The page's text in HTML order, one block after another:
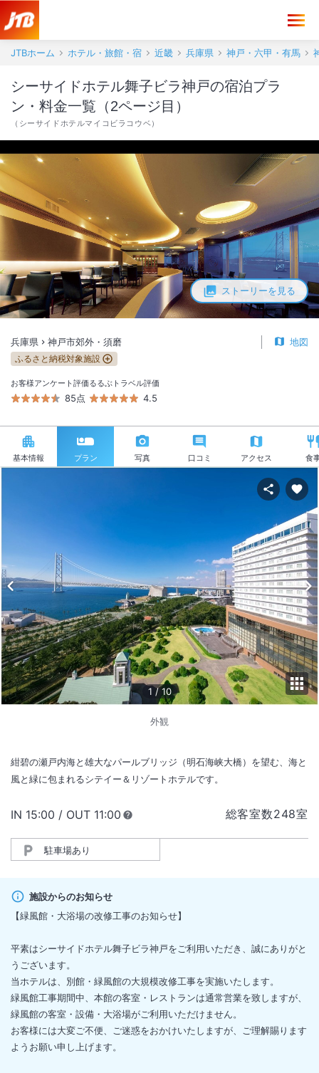
JTBホーム ホテル・旅館・宿 近畿 兵庫県 神戸・六甲・有馬
ストーリーを見る
シーサイドホテル舞子ビラ神戸の宿泊プラ
ン・料金一覧（2ページ目）
（ シーサイドホテルマイコビラコウベ）
兵庫県 神戸市郊外・須磨 地図
ふるさと納税対象施設
お客様アンケート評価
85点
るるぶトラベル評価
4.5
基本情報 プラン 写真 口コミ アクセス 食
1 /10
外観
紺碧の瀬戸内海と雄大なパールブリッジ（明石海峡大橋）を望む、海と
風と緑に包まれるシテイー＆リゾートホテルです。
総客室数248室
IN チェックイン
15:00 / OUT チェックアウト
11:00
駐車場あり
施設からのお知らせ
【緑風館・大浴場の改修工事のお知らせ】
平素はシーサイドホテル舞子ビラ神戸をご利用いただき、誠にありがと
うございます。
当ホテルは、別館・緑風館の大規模改修工事を実施いたします。
緑風館工事期間中、本館の客室・レストランは通常営業を致しますが、
緑風館の客室・設備・大浴場がご利用いただけません。
お客様には大変ご不便、ご迷惑をおかけいたしますが、ご理解賜ります
ようお願い申し上げます。